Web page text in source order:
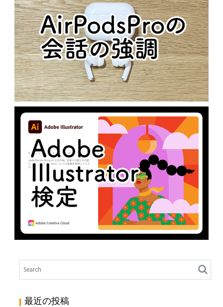
AIRPODSPROの会話の強調
N 未分類
ADOBE ILLUSTRATOR 検定
N
最近の投稿